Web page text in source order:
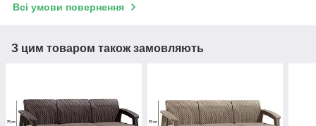
Всі умови повернення
З цим товаром також замовляють